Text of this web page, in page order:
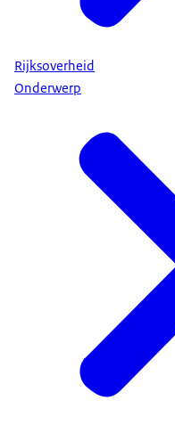
Rijksoverheid
Onderwerp